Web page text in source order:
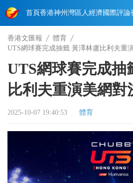
首頁香港神州 灣區人經濟國際評論
香港文匯報
體育
UTS網球賽完成抽籤 黃澤林盧比利夫重
UTS網球賽完成抽
比利夫重演美網對
2025-10-07 19:40:53 體育